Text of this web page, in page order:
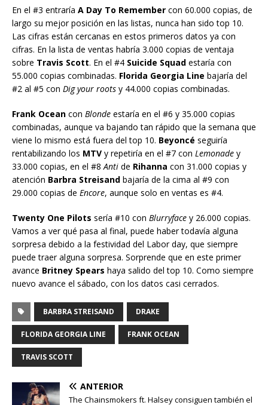
En el #3 entraría A Day To Remember con 60.000 copias, de
largo su mejor posición en las listas, nunca han sido top 10.
Las cifras están cercanas en estos primeros datos ya con
cifras. En la lista de ventas habría 3.000 copias de ventaja
sobre Travis Scott. En el #4 Suicide Squad estaría con
55.000 copias combinadas. Florida Georgia Line bajaría del
#2 al #5 con Dig your roots y 44.000 copias combinadas.
Frank Ocean con Blonde estaría en el #6 y 35.000 copias
combinadas, aunque va bajando tan rápido que la semana que
viene lo mismo está fuera del top 10. Beyoncé seguiría
rentabilizando los MTV y repetiría en el #7 con Lemonade y
33.000 copias, en el #8 Anti de Rihanna con 31.000 copias y
atención Barbra Streisand bajaría de la cima al #9 con
29.000 copias de Encore, aunque solo en ventas es #4.
Twenty One Pilots sería #10 con Blurryface y 26.000 copias.
Vamos a ver qué pasa al final, puede haber todavía alguna
sorpresa debido a la festividad del Labor day, que siempre
puede traer alguna sorpresa. Sorprende que en este primer
avance Britney Spears haya salido del top 10. Como siempre
nuevo avance el sábado, con los datos casi cerrados.
BARBRA STREISAND DRAKE
FLORIDA GEORGIA LINE FRANK OCEAN
TRAVIS SCOTT
ANTERIOR
The Chainsmokers ft. Halsey consiguen también el